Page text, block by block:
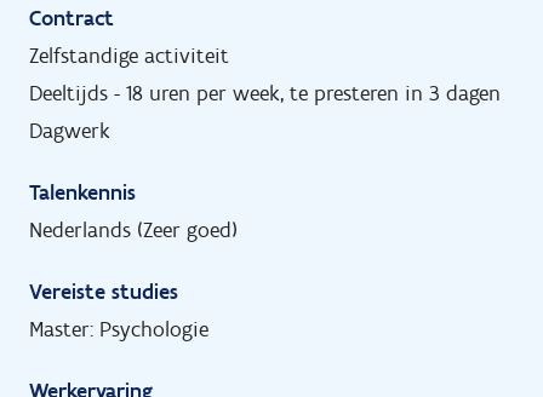
Contract
Zelfstandige activiteit
Deeltijds - 18 uren per week, te presteren in 3 dagen
Dagwerk
Talenkennis
Nederlands (Zeer goed)
Vereiste studies
Master: Psychologie
Werkervaring